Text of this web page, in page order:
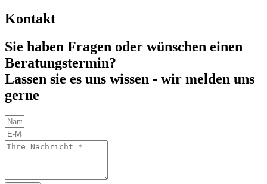
Kontakt
Sie haben Fragen oder wünschen einen
Beratungstermin?
Lassen sie es uns wissen - wir melden uns
gerne